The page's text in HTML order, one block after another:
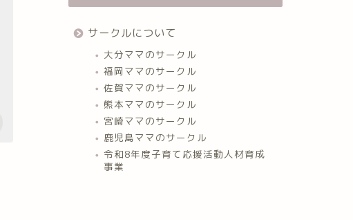
サークルについて
大分ママのサークル
福岡ママのサークル
佐賀ママのサークル
熊本ママのサークル
宮崎ママのサークル
鹿児島ママのサークル
令和8年度子育て応援活動人材育成
事業